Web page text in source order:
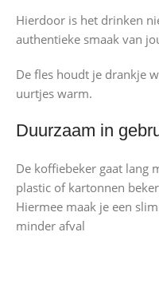
Hierdoor is het drinken
authentieke smaak van
De fles houdt je drankje
uurtjes warm.
Duurzaam in
De koffiebeker gaat lang
plastic of kartonnen
Hiermee maak je een
minder afval